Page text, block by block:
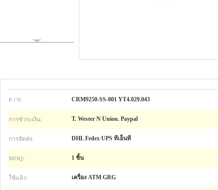
P / N: CRM9250-SS-001 YT4.029.043
การชำระเงิน: T. Wester N Union. Paypal
การจัดส่ง: DHL Fedex UPS ทีเอ็นที
MOQ: 1 ชิ้น
ใช้แล้ว: เครื่อง ATM GRG